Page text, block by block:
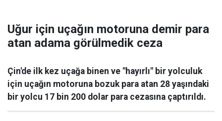
Uğur için uçağın motoruna demir para
atan adama görülmedik ceza
Çin'de ilk kez uçağa binen ve "hayırlı" bir yolculuk
için uçağın motoruna bozuk para atan 28 yaşındaki
bir yolcu 17 bin 200 dolar para cezasına çaptırıldı.